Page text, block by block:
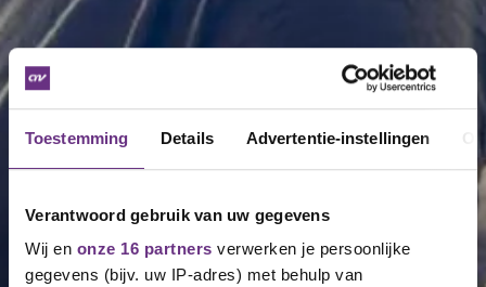
Toestemming Details Advertentie-instellingen
Verantwoord gebruik van uw gegevens
Wij en onze 16 partners verwerken je persoonlijke
gegevens (bijv. uw IP-adres) met behulp van